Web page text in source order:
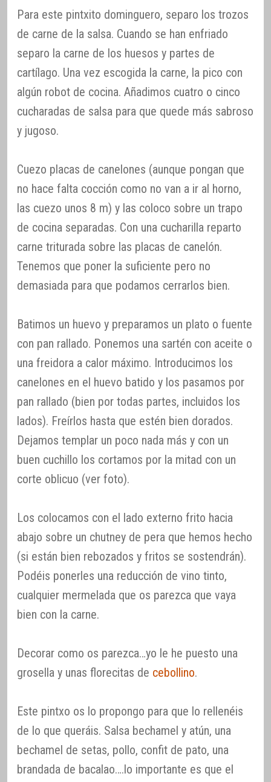
Para este pintxito dominguero, separo los trozos
de carne de la salsa. Cuando se han enfriado
separo la carne de los huesos y partes de
cartílago. Una vez escogida la carne, la pico con
algún robot de cocina. Añadimos cuatro o cinco
cucharadas de salsa para que quede más sabroso
y jugoso.
Cuezo placas de canelones (aunque pongan que
no hace falta cocción como no van a ir al horno,
las cuezo unos 8 m) y las coloco sobre un trapo
de cocina separadas. Con una cucharilla reparto
carne triturada sobre las placas de canelón.
Tenemos que poner la suficiente pero no
demasiada para que podamos cerrarlos bien.
Batimos un huevo y preparamos un plato o fuente
con pan rallado. Ponemos una sartén con aceite o
una freidora a calor máximo. Introducimos los
canelones en el huevo batido y los pasamos por
pan rallado (bien por todas partes, incluidos los
lados). Freírlos hasta que estén bien dorados.
Dejamos templar un poco nada más y con un
buen cuchillo los cortamos por la mitad con un
corte oblicuo (ver foto).
Los colocamos con el lado externo frito hacia
abajo sobre un chutney de pera que hemos hecho
(si están bien rebozados y fritos se sostendrán).
Podéis ponerles una reducción de vino tinto,
cualquier mermelada que os parezca que vaya
bien con la carne.
Decorar como os parezca…yo le he puesto una
grosella y unas florecitas de cebollino.
Este pintxo os lo propongo para que lo rellenéis
de lo que queráis. Salsa bechamel y atún, una
bechamel de setas, pollo, confit de pato, una
brandada de bacalao….lo importante es que el